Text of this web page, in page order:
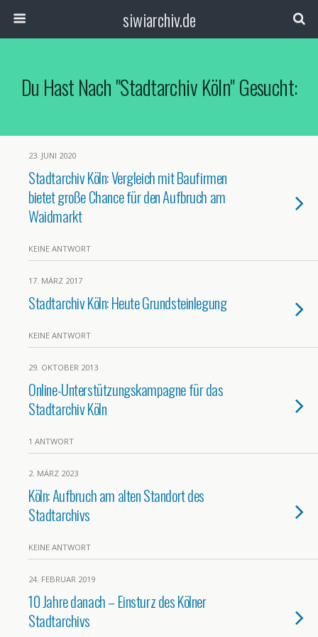
siwiarchiv.de
Du Hast Nach "Stadtarchiv Köln" Gesucht:
23. JUNI 2020
Stadtarchiv Köln: Vergleich mit Baufirmen
bietet große Chance für den Aufbruch am
Waidmarkt
KEINE ANTWORT
17. MÄRZ 2017
Stadtarchiv Köln: Heute Grundsteinlegung
KEINE ANTWORT
29. OKTOBER 2013
Online-Unterstützungskampagne für das
Stadtarchiv Köln
1 ANTWORT
2. MÄRZ 2023
Köln: Aufbruch am alten Standort des
Stadtarchivs
KEINE ANTWORT
24. FEBRUAR 2019
10 Jahre danach – Einsturz des Kölner
Stadtarchivs